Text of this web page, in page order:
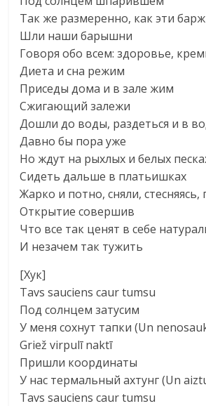
Так же размеренно, как эти
Шли наши барышни
Говоря обо всем: здоровье,
Диета и сна режим
Приседы дома и в зале жим
Сжигающий залежи
Дошли до воды, раздеться и в
Давно бы пора уже
Но ждут на рыхлых и белых
Сидеть дальше в платьишках
Жарко и потно, сняли, стесняясь,
Открытие совершив
Что все так ценят в себе
И незачем так тужить
[Хук]
Tavs sauciens caur tumsu
Под солнцем затусим
У меня сохнут тапки (Un
Griež virpulī naktī
Пришли координаты
У нас термальный ахтунг (Un
Tavs sauciens caur tumsu